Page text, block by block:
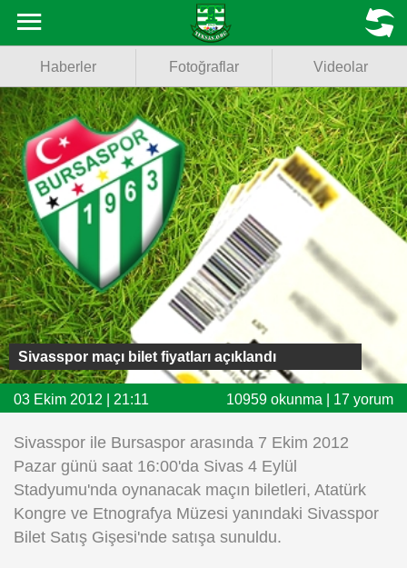
Fotoğraflar
Videolar
Basketbol
Voleybol
Puan Durumu
Fikstür
Facebook
Twitter
Instagram
Android
iOS
MENU
Haberler Fotoğraflar Videolar
Sivasspor maçı bilet fiyatları açıklandı
03 Ekim 2012 | 21:11 10959 okunma | 17 yorum
Sivasspor ile Bursaspor arasında 7 Ekim 2012
Pazar günü saat 16:00'da Sivas 4 Eylül
Stadyumu'nda oynanacak maçın biletleri, Atatürk
Kongre ve Etnografya Müzesi yanındaki Sivasspor
Bilet Satış Gişesi'nde satışa sunuldu.